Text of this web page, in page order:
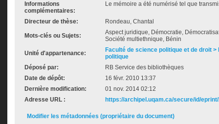
Informations
complémentaires:
Le mémoire a été numérisé tel que
Directeur de thèse: Rondeau, Chantal
Mots-clés ou Sujets:
Aspect juridique, Démocratie,
Société multiethnique, Bénin
Unité d'appartenance:
Faculté de science politique et de droit
politique
Déposé par:
RB Service des bibliothèques
Date de dépôt:
16 févr. 2010 13:37
Dernière modification:
01 nov. 2014 02:12
Adresse URL :
https://archipel.uqam.ca/secure/id/
Modifier les métadonnées (propriétaire du document)